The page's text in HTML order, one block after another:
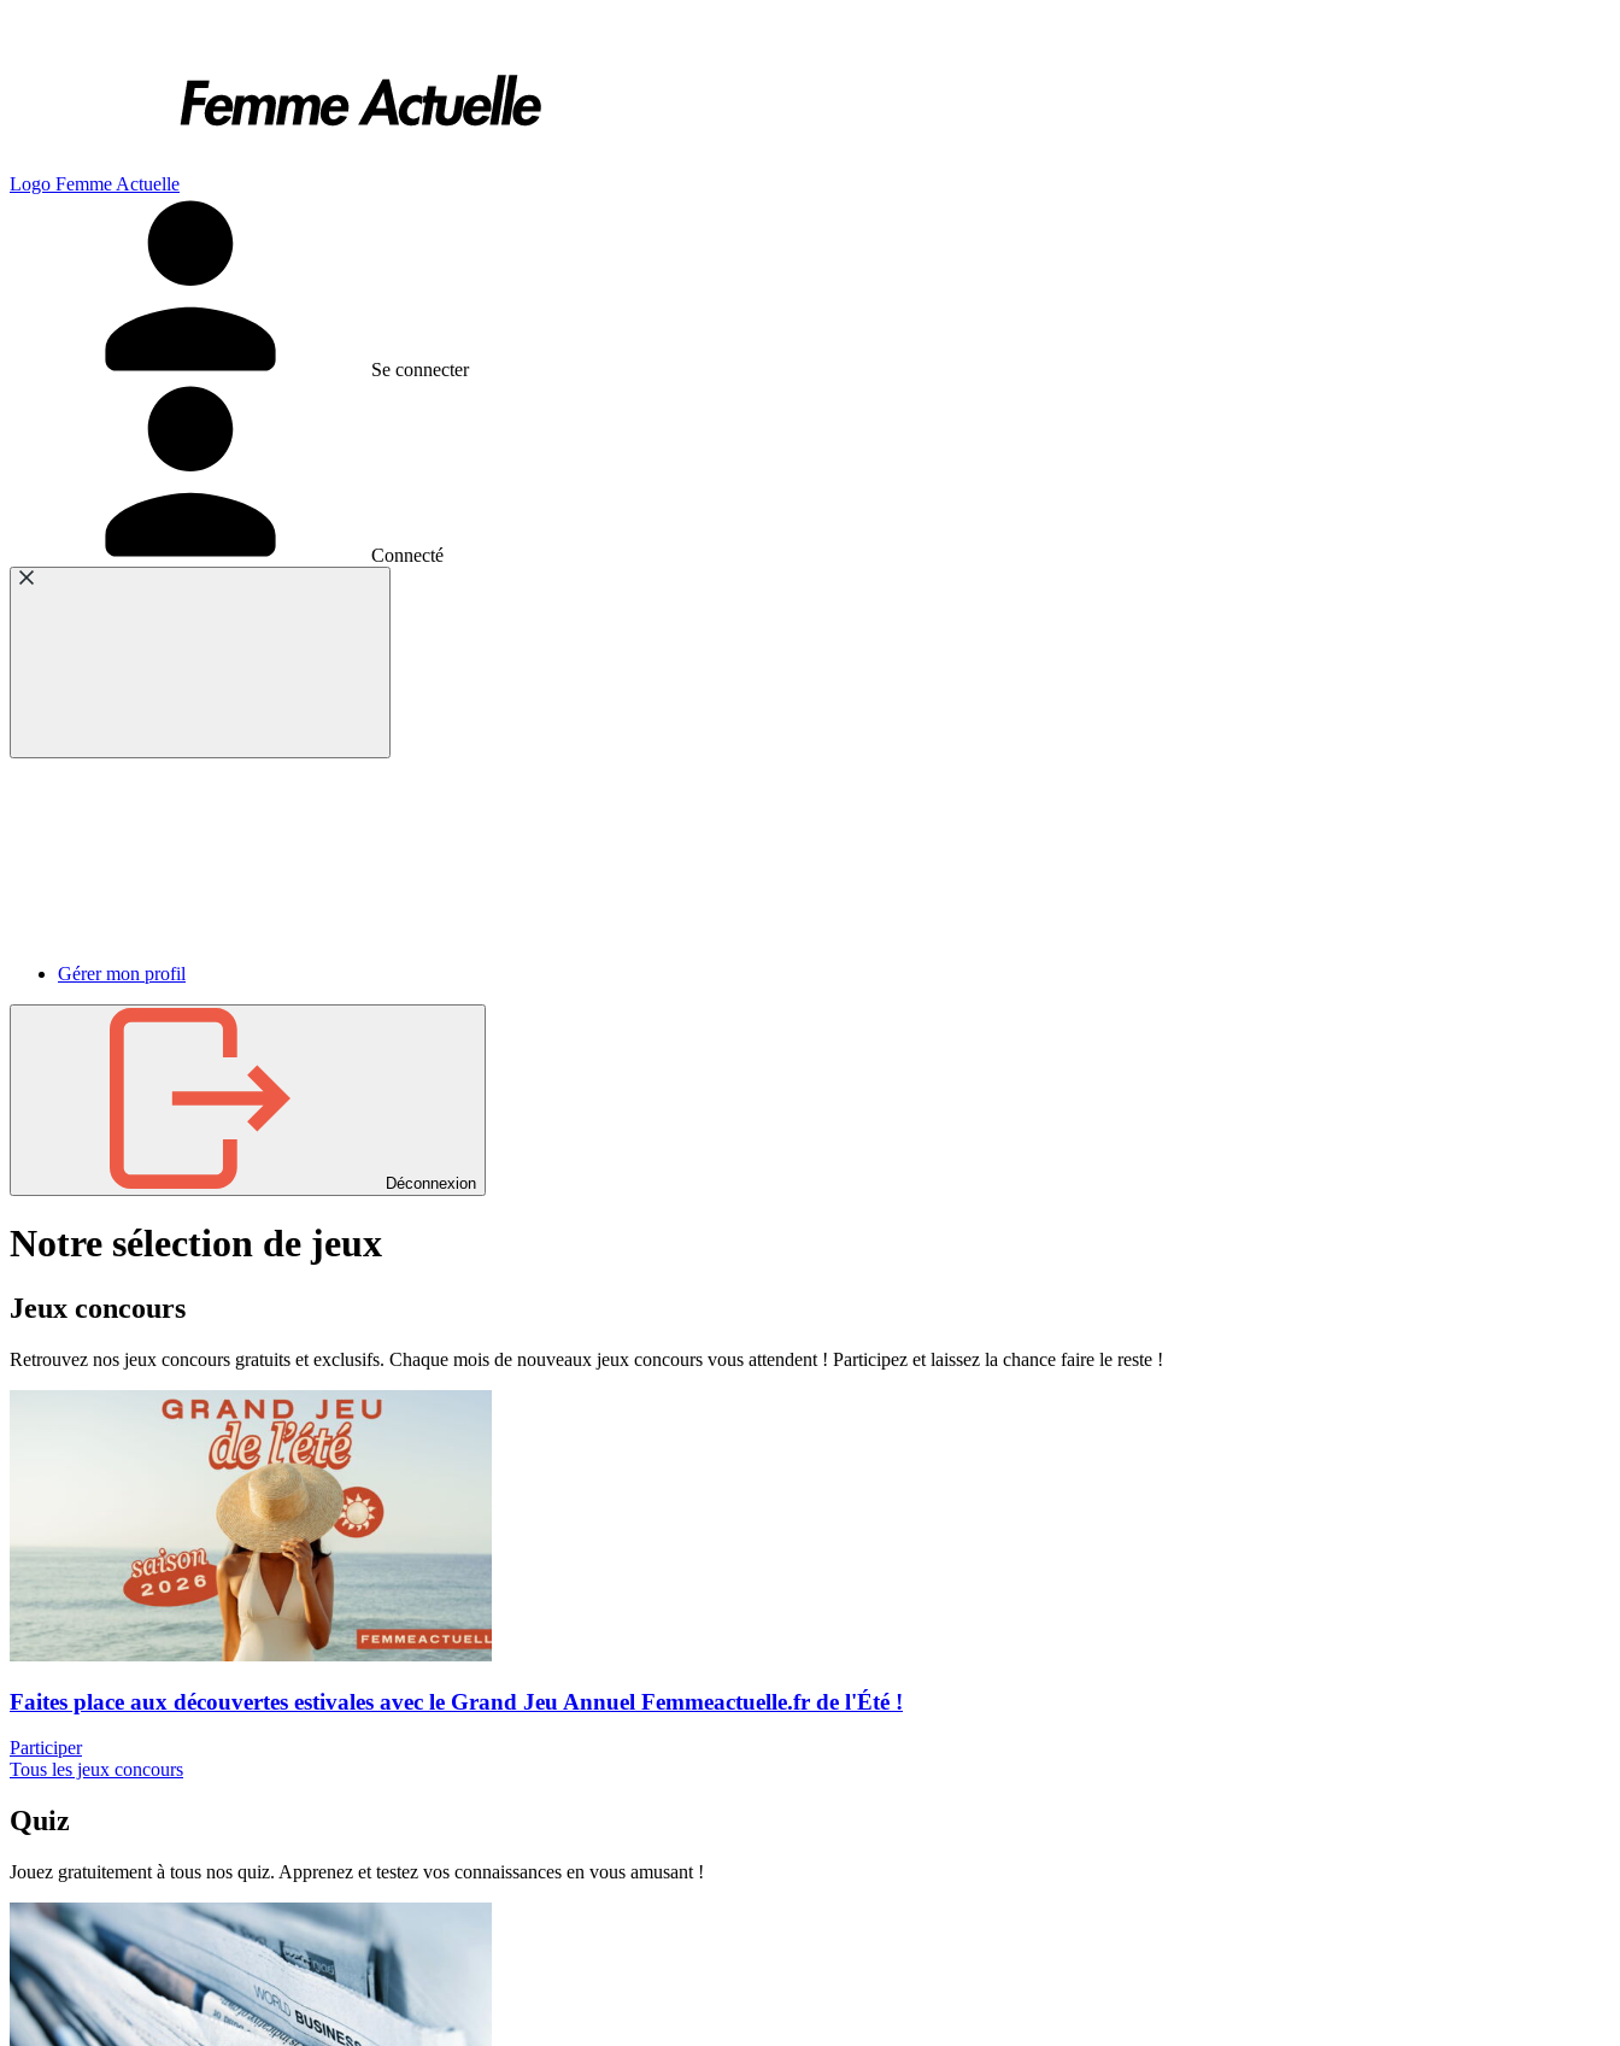
Logo Femme Actuelle
Se connecter
Connecté
Gérer mon profil
Déconnexion
Notre sélection de jeux
Jeux concours
Retrouvez nos jeux concours gratuits et exclusifs. Chaque mois de nouveaux jeux concours vous attendent ! Participez et laissez la chance faire le reste !
Faites place aux découvertes estivales avec le Grand Jeu Annuel Femmeactuelle.fr de l'Été !
Participer
Tous les jeux concours
Quiz
Jouez gratuitement à tous nos quiz. Apprenez et testez vos connaissances en vous amusant !